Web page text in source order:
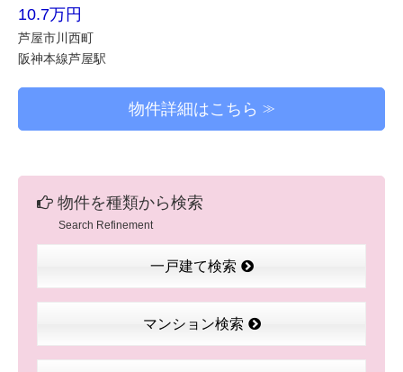
10.7万円
芦屋市川西町
阪神本線芦屋駅
物件詳細はこちら
物件を種類から検索
Search Refinement
一戸建て検索
マンション検索